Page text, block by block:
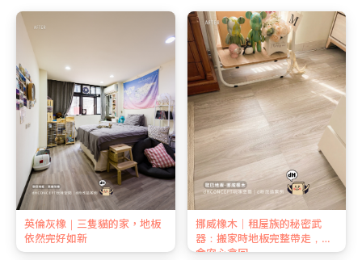
英倫灰橡｜三隻貓的家，地板
依然完好如新
挪威橡木｜租屋族的秘密武
器：搬家時地板完整帶走，押
金安心拿回